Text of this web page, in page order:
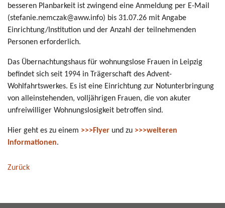
besseren Planbarkeit ist zwingend eine Anmeldung per E-Mail
(stefanie.nemczak@aww.info) bis 31.07.26 mit Angabe
Einrichtung/Institution und der Anzahl der teilnehmenden
Personen erforderlich.
Das Übernachtungshaus für wohnungslose Frauen in Leipzig
befindet sich seit 1994 in Trägerschaft des Advent-
Wohlfahrtswerkes. Es ist eine Einrichtung zur Notunterbringung
von alleinstehenden, volljährigen Frauen, die von akuter
unfreiwilliger Wohnungslosigkeit betroffen sind.
Hier geht es zu einem >>>Flyer und zu >>>weiteren
Informationen.
Zurück